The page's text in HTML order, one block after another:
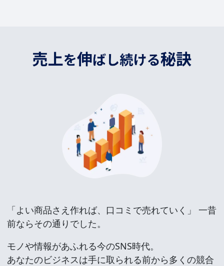
「よい商品さえ作れば、口コミで売れていく」 一昔
前ならその通りでした。
モノや情報があふれる今のSNS時代。
あなたのビジネスは手に取られる前から多くの競合